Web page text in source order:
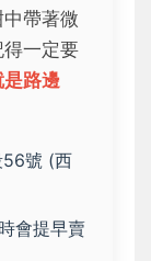
帶著微
一定要
路邊
56號 (西
會提早賣